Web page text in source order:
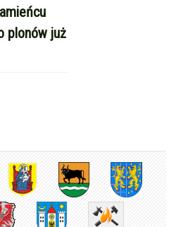
plonów już